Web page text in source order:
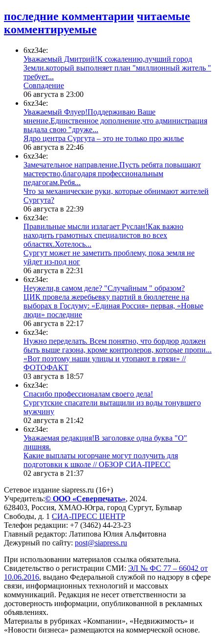
последние комментарии читаемые
комментируемые
6xz34e:
Уважаемый Дмитрий!К сожалению,лучший город
Земли.который выполняет план "миллионный житель "
требует...
​Совпадение
06 августа в 23:00
6xz34e:
Уважаемый Флуер!Поддерживаю Ваше
мнение.Единственное дополнение,что администрация
выдала свою "друже...
​Ядро центра Сургута ‒ это не только про жилье
06 августа в 22:46
6xz34e:
Замечательное направление.Пусть ребята повышают
мастерство,благодаря профессиональным
педагогам.Ребя...
​Что за механические руки, которые обнимают жителей
Сургута?
06 августа в 22:39
6xz34e:
Правильные мысли излагает Руслан!Как важно
находить грамотных специалистов во всех
областях.Хотелось...
Сургут может не заметить проблему, пока земля не
уйдет из-под ног
06 августа в 22:31
6xz34e:
Неужели,в самом деле? "Случайным " образом?
ЦИК провела жеребьевку партий в бюллетене на
выборах в Госдуму: «Единая Россия» первая, «Новые
люди» последние
06 августа в 22:17
6xz34e:
Нужно переделать. Всем понятно, что бордюр должен
быть выше газона, кроме контролеров, которые пропи...
«Вот поэтому наши улицы и утопают в грязи» //
ФОТОФАКТ
03 августа в 18:57
6xz34e:
Спасибо профессионалам своего дела!
Сургутские спасатели вытащили из воды тонувшего
мужчину
02 августа в 21:42
6xz34e:
Уважаемая редакция!В заголовке одна буква "О"
лишняя.
Какие выплаты югорчане могут получить для
подготовки к школе // ОБЗОР СИА-ПРЕСС
02 августа в 21:37
Сетевое издание siapress.ru (16+)
Учредитель:© ООО «Северпечать», 2024.
628403, Россия, ХМАО-Югра, город Сургут, Бульвар
Свободы, д. 1 СИА-ПРЕСС ЦЕНТР
Телефон редакции: +7 (3462) 44-23-23
Главный редактор: Латипова Юлия Альфитовна
Дежурный по сайту: post@siapress.ru
При использовании материалов ссылка обязательна.
Свидетельство о регистрации СМИ: ЭЛ № ФС 77 – 66042 от
10.06.2016, выдано Федеральной службой по надзору в сфере
связи, информационных технологий и массовых
коммуникаций. Редакция не несет ответственности за
достоверность информации, опубликованной в рекламных
объявлениях.
Материалы в рубриках «Компании», «Недвижимость» и
«Новости бизнеса» размещаются на коммерческой основе.